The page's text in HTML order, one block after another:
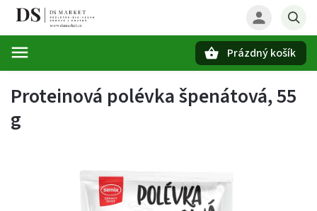
Prázdný košík
Proteinová polévka špenátová, 55
g